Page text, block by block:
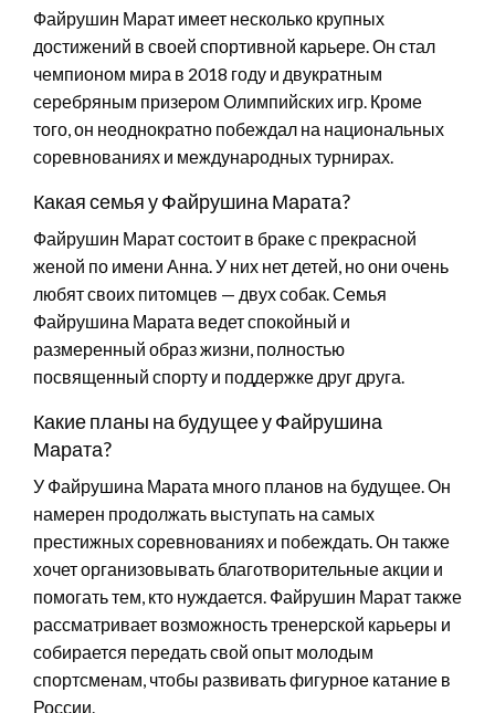
Файрушин Марат имеет несколько крупных
достижений в своей спортивной карьере. Он стал
чемпионом мира в 2018 году и двукратным
серебряным призером Олимпийских игр. Кроме
того, он неоднократно побеждал на национальных
соревнованиях и международных турнирах.
Какая семья у Файрушина Марата?
Файрушин Марат состоит в браке с прекрасной
женой по имени Анна. У них нет детей, но они очень
любят своих питомцев — двух собак. Семья
Файрушина Марата ведет спокойный и
размеренный образ жизни, полностью
посвященный спорту и поддержке друг друга.
Какие планы на будущее у Файрушина
Марата?
У Файрушина Марата много планов на будущее. Он
намерен продолжать выступать на самых
престижных соревнованиях и побеждать. Он также
хочет организовывать благотворительные акции и
помогать тем, кто нуждается. Файрушин Марат также
рассматривает возможность тренерской карьеры и
собирается передать свой опыт молодым
спортсменам, чтобы развивать фигурное катание в
России.